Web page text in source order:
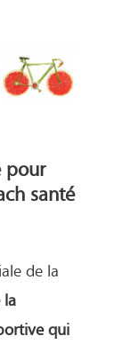
pour
santé
de la
qui